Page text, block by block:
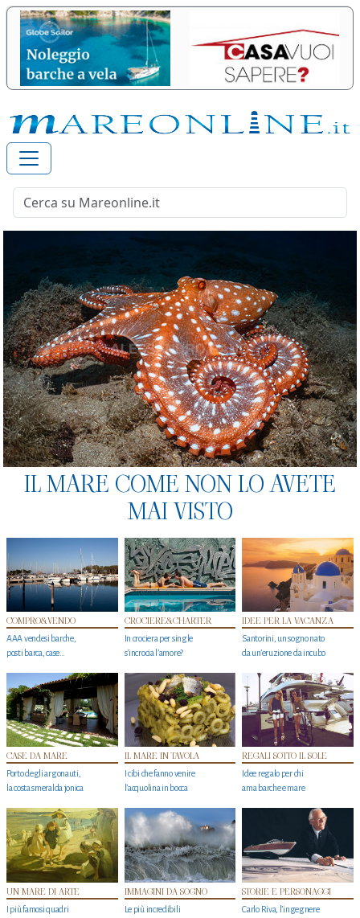
IL MARE COME NON LO AVETE
MAI VISTO
COMPRO&VENDO
AAA vendesi barche,
posti barca, case…
CROCIERE&CHARTER
In crociera per single
s'incrocia l’amore?
IDEE PER LA VACANZA
Santorini, un sogno nato
da un’eruzione da incubo
CASE DA MARE
Porto degli argonauti,
la costa smeralda jonica
IL MARE IN TAVOLA
I cibi che fanno venire
l’acquolina in bocca
REGALI SOTTO IL SOLE
Idee regalo per chi
ama barche e mare
UN MARE DI ARTE
I più famosi quadri
IMMAGINI DA SOGNO
Le più incredibili
STORIE E PERSONAGGI
Carlo Riva, l’ingegnere